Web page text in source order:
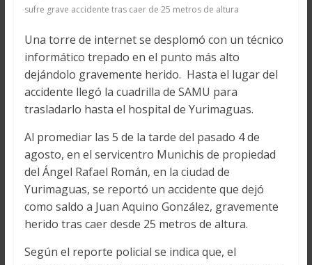
sufre grave accidente tras caer de 25 metros de altura
Una torre de internet se desplomó con un técnico
informático trepado en el punto más alto
dejándolo gravemente herido. Hasta el lugar del
accidente llegó la cuadrilla de SAMU para
trasladarlo hasta el hospital de Yurimaguas.
Al promediar las 5 de la tarde del pasado 4 de
agosto, en el servicentro Munichis de propiedad
del Ángel Rafael Román, en la ciudad de
Yurimaguas, se reportó un accidente que dejó
como saldo a Juan Aquino González, gravemente
herido tras caer desde 25 metros de altura.
Según el reporte policial se indica que, el